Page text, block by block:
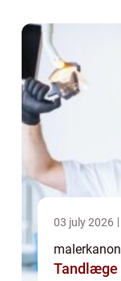
03 july 2026
Tandlæge stenlille